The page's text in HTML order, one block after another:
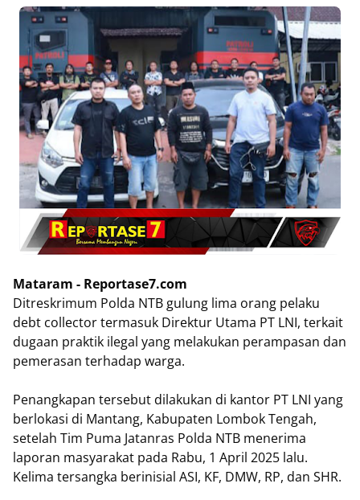
Mataram - Reportase7.com
Ditreskrimum Polda NTB gulung lima orang pelaku
debt collector termasuk Direktur Utama PT LNI, terkait
dugaan praktik ilegal yang melakukan perampasan dan
pemerasan terhadap warga.
Penangkapan tersebut dilakukan di kantor PT LNI yang
berlokasi di Mantang, Kabupaten Lombok Tengah,
setelah Tim Puma Jatanras Polda NTB menerima
laporan masyarakat pada Rabu, 1 April 2025 lalu.
Kelima tersangka berinisial ASI, KF, DMW, RP, dan SHR.